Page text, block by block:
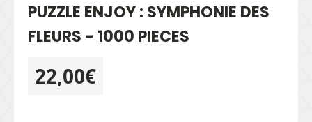
PUZZLE ENJOY : SYMPHONIE DES
FLEURS - 1000 PIECES
22,00€